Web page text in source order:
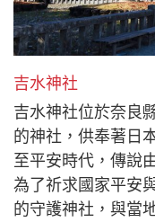
吉水神社
吉水神社位於奈良
的神社，供奉著日
至平安時代，傳說
為了祈求國家平安
的守護神社，與當